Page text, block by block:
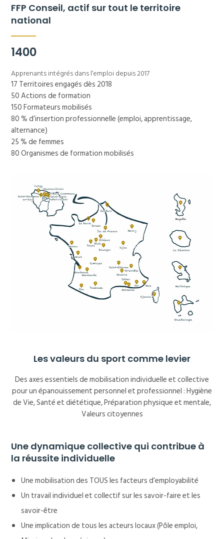
FFP Conseil, actif sur tout le territoire
national
1400
Apprenants intégrés dans l’emploi depuis 2017
17 Territoires engagés dès 2018
50 Actions de formation
150 Formateurs mobilisés
80 % d’insertion professionnelle (emploi, apprentissage,
alternance)
25 % de femmes
80 Organismes de formation mobilisés
Les valeurs du sport comme levier
Des axes essentiels de mobilisation individuelle et collective
pour un épanouissement personnel et professionnel : Hygiène
de Vie, Santé et diététique, Préparation physique et mentale,
Valeurs citoyennes
Une dynamique collective qui contribue à
la réussite individuelle
Une mobilisation des TOUS les facteurs d’employabilité
Un travail individuel et collectif sur les savoir-faire et les
savoir-être
Une implication de tous les acteurs locaux (Pôle emploi,